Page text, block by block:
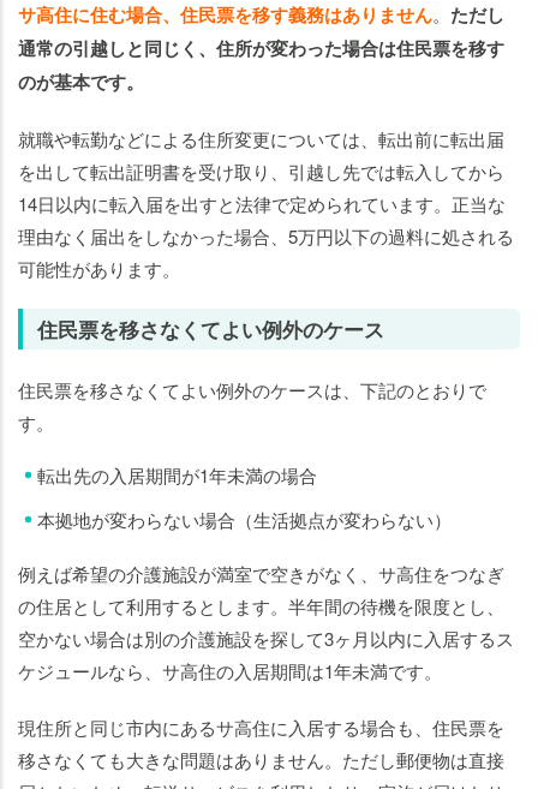
サ高住に住む場合、住民票を移す義務はありません。 ただし
通常の引越しと同じく、住所が変わった場合は住民票を移す
のが基本です。
就職や転勤などによる住所変更については、転出前に転出届
を出して転出証明書を受け取り、引越し先では転入してから
14日以内に転入届を出すと法律で定められています。正当な
理由なく届出をしなかった場合、5万円以下の過料に処される
可能性があります。
住民票を移さなくてよい例外のケース
住民票を移さなくてよい例外のケースは、下記のとおりで
す。
転出先の入居期間が1年未満の場合
本拠地が変わらない場合（生活拠点が変わらない）
例えば希望の介護施設が満室で空きがなく、サ高住をつなぎ
の住居として利用するとします。半年間の待機を限度とし、
空かない場合は別の介護施設を探して3ヶ月以内に入居するス
ケジュールなら、サ高住の入居期間は1年未満です。
現住所と同じ市内にあるサ高住に入居する場合も、住民票を
移さなくても大きな問題はありません。ただし郵便物は直接